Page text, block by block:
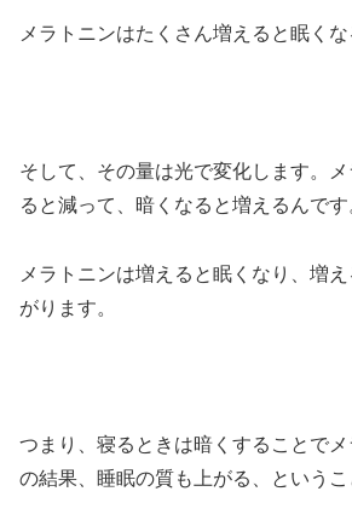
メラトニンはたくさん増えると眠くな
そして、その量は光で変化します。
ると減って、暗くなると増えるんです
メラトニンは増えると眠くなり、増
がります。
つまり、寝るときは暗くすることで
の結果、睡眠の質も上がる、というこ